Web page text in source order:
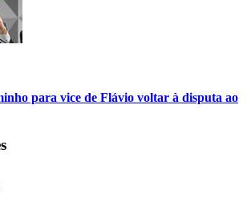
para vice de Flávio voltar à disputa ao